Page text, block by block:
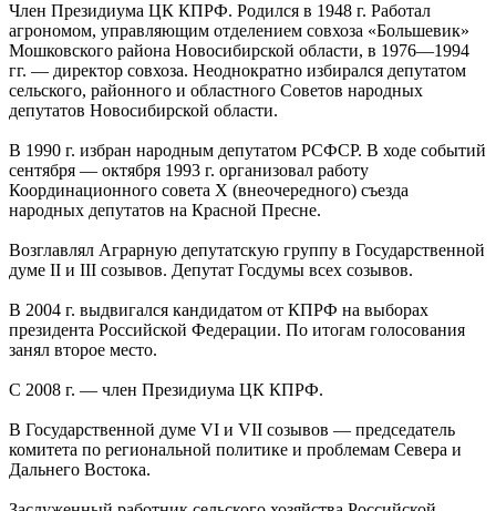
Член Президиума ЦК КПРФ. Родился в 1948 г. Работал
агрономом, управляющим отделением совхоза «Большевик»
Мошковского района Новосибирской области, в 1976—1994
гг. — директор совхоза. Неоднократно избирался депутатом
сельского, районного и областного Советов народных
депутатов Новосибирской области.
В 1990 г. избран народным депутатом РСФСР. В ходе событий
сентября — октября 1993 г. организовал работу
Координационного совета X (внеочередного) съезда
народных депутатов на Красной Пресне.
Возглавлял Аграрную депутатскую группу в Государственной
думе II и III созывов. Депутат Госдумы всех созывов.
В 2004 г. выдвигался кандидатом от КПРФ на выборах
президента Российской Федерации. По итогам голосования
занял второе место.
С 2008 г. — член Президиума ЦК КПРФ.
В Государственной думе VI и VII созывов — председатель
комитета по региональной политике и проблемам Севера и
Дальнего Востока.